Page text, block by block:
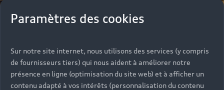
Paramètres des cookies
Sur notre site internet, nous utilisons des services (y compris
de fournisseurs tiers) qui nous aident à améliorer notre
présence en ligne (optimisation du site web) et à afficher un
contenu adapté à vos intérêts (personnalisation du contenu